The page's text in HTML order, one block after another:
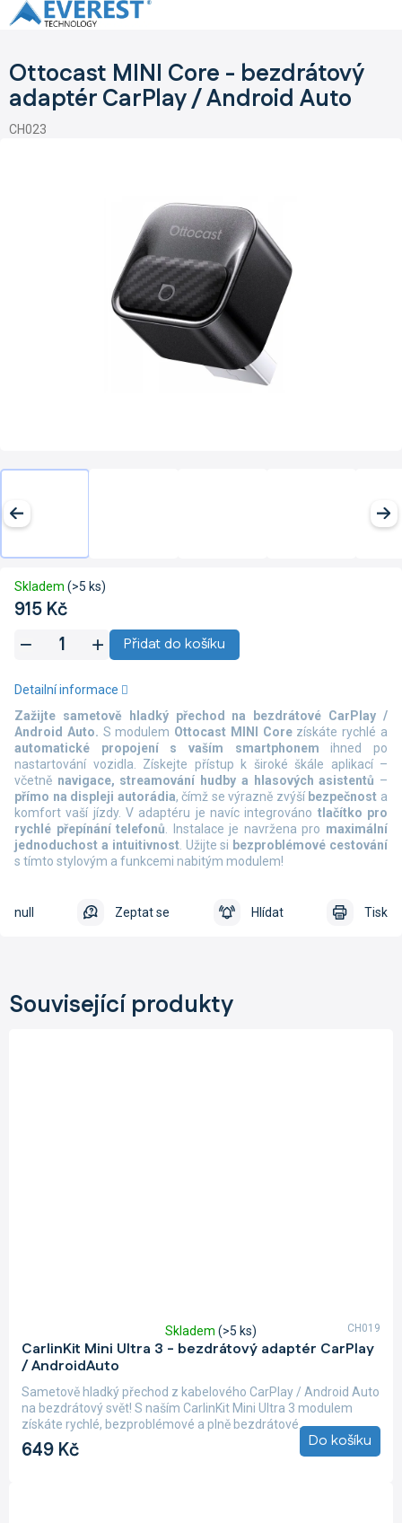
Přejít
na
Ottocast MINI Core - bezdrátový
adaptér CarPlay / Android Auto
CH023
915 Kč
Skladem (>5 ks)
Přidat do košíku
Zažijte sametově hladký přechod na bezdrátové CarPlay /
Android Auto. S modulem Ottocast MINI Corezískáte rychlé a
automatické propojení s vaším smartphonem ihned po
nastartování vozidla. Získejte přístup k široké škále aplikací –
včetně navigace, streamování hudby a hlasových asistentů –
přímo na displeji autorádia, čímž se výrazně zvýší bezpečnost a
komfort vaší jízdy. V adaptéru je navíc integrováno tlačítko pro
rychlé přepínání telefonů. Instalace je navržena pro maximální
jednoduchost a intuitivnost. Užijte si bezproblémové cestování
s tímto stylovým a funkcemi nabitým modulem!
Detailní informace
Tisk
Zeptat se Hlídat
null
Související produkty
CarlinKit Mini Ultra 3 - bezdrátový adaptér CarPlay
/ AndroidAuto
hodnocení
produktu
je
z
hvězdiček.
Skladem (>5 ks)
649 Kč Do košíku
Sametově hladký přechod z kabelového CarPlay / Android Auto
na bezdrátový svět! S naším CarlinKit Mini Ultra 3 modulem
získáte rychlé, bezproblémové a plně bezdrátové...
CH019